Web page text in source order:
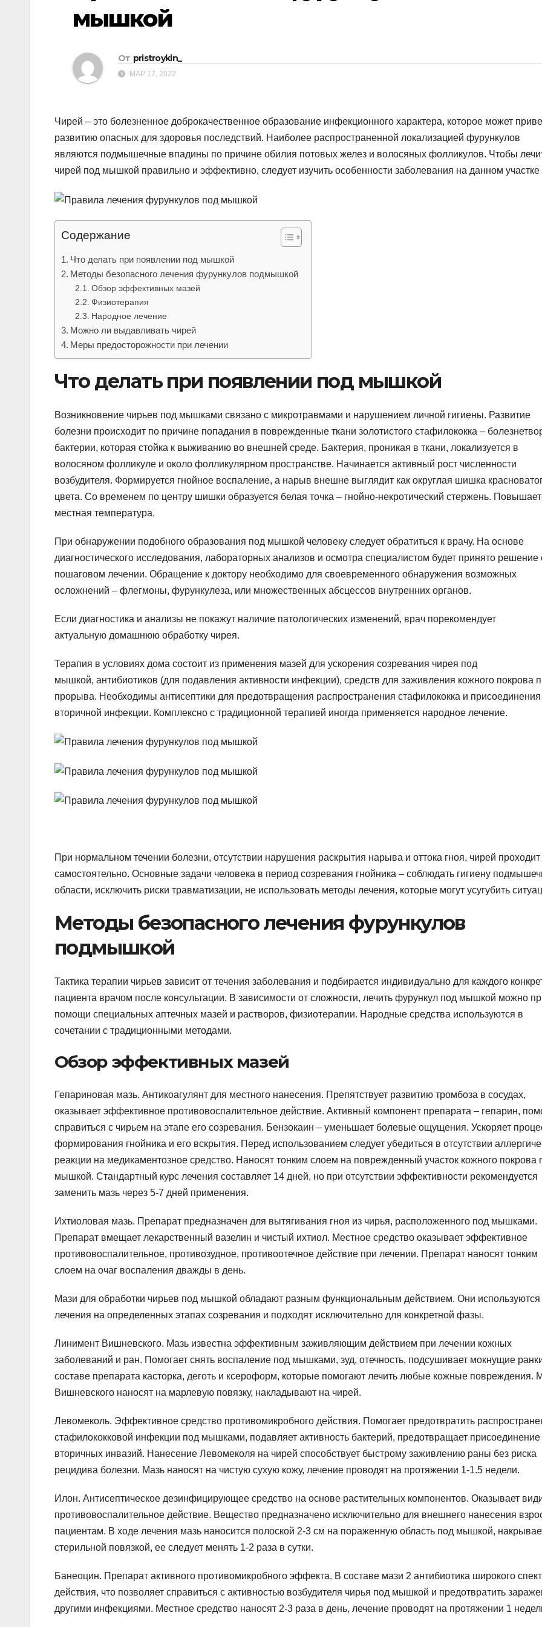
мышкой
От pristroykin_
МАР 17, 2022
Чирей – это болезненное доброкачественное образование инфекционного характера, которое может
развитию опасных для здоровья последствий. Наиболее распространенной локализацией фурункулов
являются подмышечные впадины по причине обилия потовых желез и волосяных фолликулов. Чтобы
чирей под мышкой правильно и эффективно, следует изучить особенности заболевания на данном участке
Содержание
Что делать при появлении под мышкой
Методы безопасного лечения фурункулов подмышкой
Обзор эффективных мазей
Физиотерапия
Народное лечение
Можно ли выдавливать чирей
Меры предосторожности при лечении
Что делать при появлении под мышкой
Возникновение чирьев под мышками связано с микротравмами и нарушением личной гигиены. Развитие
болезни происходит по причине попадания в поврежденные ткани золотистого стафилококка –
бактерии, которая стойка к выживанию во внешней среде. Бактерия, проникая в ткани, локализуется в
волосяном фолликуле и около фолликулярном пространстве. Начинается активный рост численности
возбудителя. Формируется гнойное воспаление, а нарыв внешне выглядит как округлая шишка
цвета. Со временем по центру шишки образуется белая точка – гнойно-некротический стержень.
местная температура.
При обнаружении подобного образования под мышкой человеку следует обратиться к врачу. На основе
диагностического исследования, лабораторных анализов и осмотра специалистом будет принято решение
пошаговом лечении. Обращение к доктору необходимо для своевременного обнаружения возможных
осложнений – флегмоны, фурункулеза, или множественных абсцессов внутренних органов.
Если диагностика и анализы не покажут наличие патологических изменений, врач порекомендует
актуальную домашнюю обработку чирея.
Терапия в условиях дома состоит из применения мазей для ускорения созревания чирея под
мышкой, антибиотиков (для подавления активности инфекции), средств для заживления кожного покрова
прорыва. Необходимы антисептики для предотвращения распространения стафилококка и присоединения
вторичной инфекции. Комплексно с традиционной терапией иногда применяется народное лечение.
При нормальном течении болезни, отсутствии нарушения раскрытия нарыва и оттока гноя, чирей проходит
самостоятельно. Основные задачи человека в период созревания гнойника – соблюдать гигиену
области, исключить риски травматизации, не использовать методы лечения, которые могут усугубить
Методы безопасного лечения фурункулов
подмышкой
Тактика терапии чирьев зависит от течения заболевания и подбирается индивидуально для каждого
пациента врачом после консультации. В зависимости от сложности, лечить фурункул под мышкой можно
помощи специальных аптечных мазей и растворов, физиотерапии. Народные средства используются в
сочетании с традиционными методами.
Обзор эффективных мазей
Гепариновая мазь. Антикоагулянт для местного нанесения. Препятствует развитию тромбоза в сосудах,
оказывает эффективное противовоспалительное действие. Активный компонент препарата – гепарин,
справиться с чирьем на этапе его созревания. Бензокаин – уменьшает болевые ощущения. Ускоряет
формирования гнойника и его вскрытия. Перед использованием следует убедиться в отсутствии
реакции на медикаментозное средство. Наносят тонким слоем на поврежденный участок кожного покрова
мышкой. Стандартный курс лечения составляет 14 дней, но при отсутствии эффективности рекомендуется
заменить мазь через 5-7 дней применения.
Ихтиоловая мазь. Препарат предназначен для вытягивания гноя из чирья, расположенного под мышками.
Препарат вмещает лекарственный вазелин и чистый ихтиол. Местное средство оказывает эффективное
противовоспалительное, противозудное, противоотечное действие при лечении. Препарат наносят тонким
слоем на очаг воспаления дважды в день.
Мази для обработки чирьев под мышкой обладают разным функциональным действием. Они используются
лечения на определенных этапах созревания и подходят исключительно для конкретной фазы.
Линимент Вишневского. Мазь известна эффективным заживляющим действием при лечении кожных
заболеваний и ран. Помогает снять воспаление под мышками, зуд, отечность, подсушивает мокнущие
составе препарата касторка, деготь и ксероформ, которые помогают лечить любые кожные повреждения.
Вишневского наносят на марлевую повязку, накладывают на чирей.
Левомеколь. Эффективное средство противомикробного действия. Помогает предотвратить
стафилококковой инфекции под мышками, подавляет активность бактерий, предотвращает присоединение
вторичных инвазий. Нанесение Левомеколя на чирей способствует быстрому заживлению раны без риска
рецидива болезни. Мазь наносят на чистую сухую кожу, лечение проводят на протяжении 1-1.5 недели.
Илон. Антисептическое дезинфицирующее средство на основе растительных компонентов. Оказывает
противовоспалительное действие. Вещество предназначено исключительно для внешнего нанесения
пациентам. В ходе лечения мазь наносится полоской 2-3 см на пораженную область под мышкой,
стерильной повязкой, ее следует менять 1-2 раза в сутки.
Банеоцин. Препарат активного противомикробного эффекта. В составе мази 2 антибиотика широкого
действия, что позволяет справиться с активностью возбудителя чирья под мышкой и предотвратить
другими инфекциями. Местное средство наносят 2-3 раза в день, лечение проводят на протяжении 1